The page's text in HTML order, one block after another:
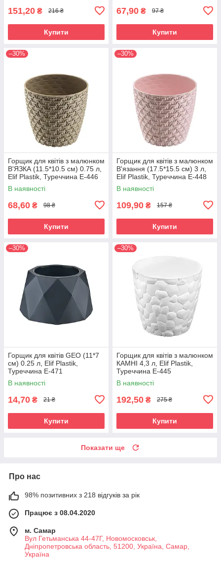
151,20 ₴ 216 ₴
Купити
67,90 ₴ 97 ₴
Купити
–30%
Горщик для квітів з малюнком
В'ЯЗКА (11.5*10.5 см) 0.75 л,
Elif Plastik, Туреччина Е-446
В наявності
68,60 ₴ 98 ₴
Купити
–30%
Горщик для квітів з малюнком
В'язання (17.5*15.5 см) 3 л,
Elif Plastik, Туреччина Е-448
В наявності
109,90 ₴ 157 ₴
Купити
–30%
Горщик для квітів GEO (11*7
см) 0.25 л, Elif Plastik,
Туреччина Е-471
В наявності
14,70 ₴ 21 ₴
Купити
–30%
Горщик для квітів з малюнком
КАМНІ 4,3 л, Elif Plastik,
Туреччина Е-445
В наявності
192,50 ₴ 275 ₴
Купити
Показати ще
Про нас
98% позитивних з 218 відгуків за рік
Працює з 08.04.2020
м. Самар
Вул Гетьманська 44-47Г, Новомосковськ,
Днiпропетровська область, 51200, Україна, Самар,
Україна